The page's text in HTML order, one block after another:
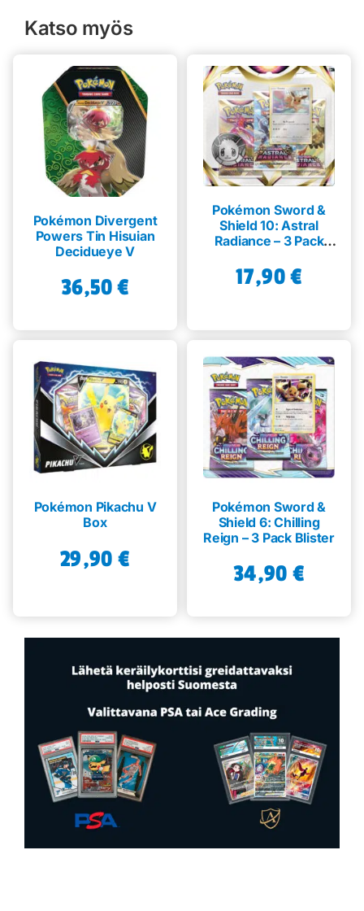
Katso myös
Pokémon Divergent
Powers Tin Hisuian
Decidueye V
36,50€
Pokémon Sword &
Shield 10: Astral
Radiance – 3 Pack
17,90€
Pokémon Pikachu V
Box
29,90 €
Pokémon Sword &
Shield 6: Chilling
Reign – 3 Pack Blister
34,90 €